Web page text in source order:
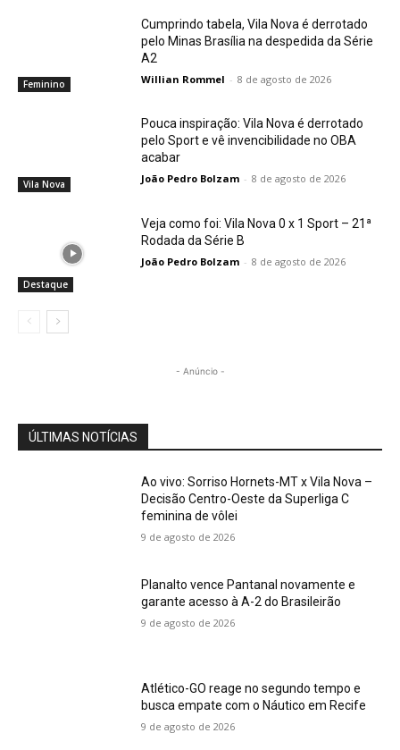
Feminino
Cumprindo tabela, Vila Nova é derrotado
pelo Minas Brasília na despedida da Série
A2
Willian Rommel - 8 de agosto de 2026
Vila Nova
Pouca inspiração: Vila Nova é derrotado
pelo Sport e vê invencibilidade no OBA
acabar
João Pedro Bolzam - 8 de agosto de 2026
Destaque
Veja como foi: Vila Nova 0 x 1 Sport – 21ª
Rodada da Série B
João Pedro Bolzam - 8 de agosto de 2026
- Anúncio -
ÚLTIMAS NOTÍCIAS
Ao vivo: Sorriso Hornets-MT x Vila Nova –
Decisão Centro-Oeste da Superliga C
feminina de vôlei
9 de agosto de 2026
Planalto vence Pantanal novamente e
garante acesso à A-2 do Brasileirão
9 de agosto de 2026
Atlético-GO reage no segundo tempo e
busca empate com o Náutico em Recife
9 de agosto de 2026